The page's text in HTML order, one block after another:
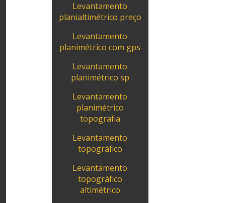
Levantamento
planialtimétrico preço
Levantamento
planimétrico com gps
Levantamento
planimétrico sp
Levantamento
planimétrico
topografia
Levantamento
topográfico
Levantamento
topográfico
altimétrico